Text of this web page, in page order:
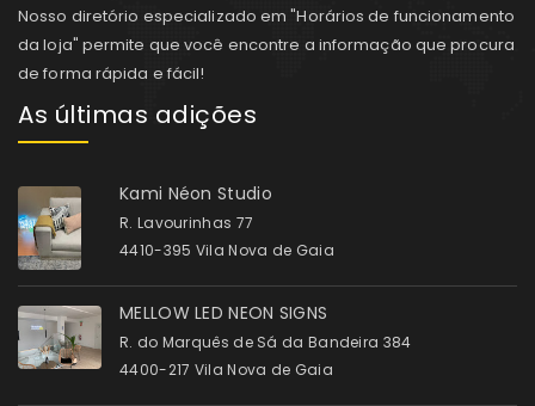
Nosso diretório especializado em "Horários de funcionamento
da loja" permite que você encontre a informação que procura
de forma rápida e fácil!
As últimas adições
Kami Néon Studio
R. Lavourinhas 77
4410-395 Vila Nova de Gaia
MELLOW LED NEON SIGNS
R. do Marquês de Sá da Bandeira 384
4400-217 Vila Nova de Gaia